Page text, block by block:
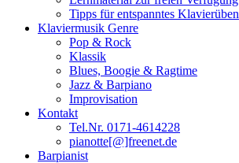
Tipps für entspanntes Klavierüben
Klaviermusik Genre
Pop & Rock
Klassik
Blues, Boogie & Ragtime
Jazz & Barpiano
Improvisation
Kontakt
Tel.Nr. 0171-4614228
pianotte[@]freenet.de
Barpianist